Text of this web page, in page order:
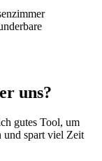
uns?
gutes Tool, um
und spart viel Zeit